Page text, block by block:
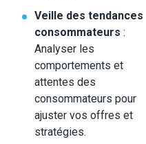
Veille des tendances
consommateurs :
Analyser les
comportements et
attentes des
consommateurs pour
ajuster vos offres et
stratégies.